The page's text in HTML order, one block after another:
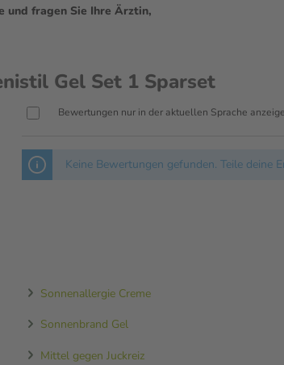
und fragen Sie Ihre Ärztin,
Gel Set 1 Sparset
Bewertungen nur in der aktuellen Sprache
Keine Bewertungen gefunden. Teile deine
Sonnenallergie Creme
Sonnenbrand Gel
Mittel gegen Juckreiz